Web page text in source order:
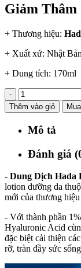
Giảm Thâm
+ Thương hiệu:
+ Xuất xứ: Nhật Bản
+ Dung tích: 170ml
-
Thêm vào giỏ
Mô tả
Đánh giá
- Dung Dịch Hada
lotion dưỡng da
mới của thương
- Với thành phần
Hyaluronic Acid
đặc biệt cải thiện
rỡ, tràn đầy sức